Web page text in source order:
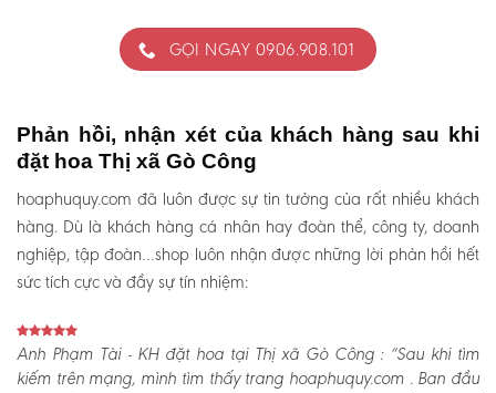
GỌI NGAY 0906.908.101
Phản hồi, nhận xét của khách hàng sau khi
đặt hoa Thị xã Gò Công
hoaphuquy.com đã luôn được sự tin tưởng của rất nhiều khách
hàng. Dù là khách hàng cá nhân hay đoàn thể, công ty, doanh
nghiệp, tập đoàn…shop luôn nhận được những lời phản hồi hết
sức tích cực và đầy sự tín nhiệm:
Anh Phạm Tài - KH đặt hoa tại Thị xã Gò Công :“Sau khi tìm
kiếm trên mạng, mình tìm thấy trang hoaphuquy.com . Ban đầu